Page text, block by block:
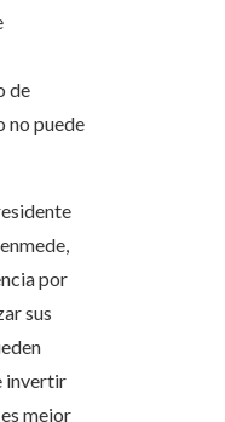
de
no puede
por
sus
invertir
mejor